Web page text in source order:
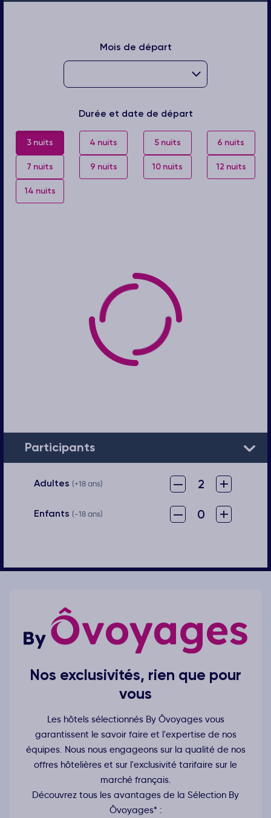
Mois de départ
Durée et date de départ
3 nuits 4 nuits 5 nuits 6 nuits
7 nuits 9 nuits 10 nuits 12 nuits
14 nuits
Participants
Adultes (+18 ans) – 2 +
Enfants (-18 ans) – 0 +
Nos exclusivités, rien que pour
vous
Les hôtels sélectionnés By Ôvoyages vous
garantissent le savoir faire et l'expertise de nos
équipes. Nous nous engageons sur la qualité de nos
offres hôtelières et sur l'exclusivité tarifaire sur le
marché français.
Découvrez tous les avantages de la Sélection By
Ôvoyages* :